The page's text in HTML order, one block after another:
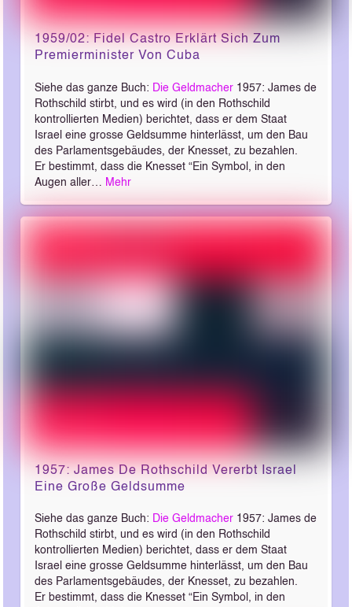
1959/02: Fidel Castro Erklärt Sich Zum
Premierminister Von Cuba
Siehe das ganze Buch: Die Geldmacher 1957: James de
Rothschild stirbt, und es wird (in den Rothschild
kontrollierten Medien) berichtet, dass er dem Staat
Israel eine grosse Geldsumme hinterlässt, um den Bau
des Parlamentsgebäudes, der Knesset, zu bezahlen.
Er bestimmt, dass die Knesset “Ein Symbol, in den
Augen aller… Mehr
1957: James De Rothschild Vererbt Israel
Eine Große Geldsumme
Siehe das ganze Buch: Die Geldmacher 1957: James de
Rothschild stirbt, und es wird (in den Rothschild
kontrollierten Medien) berichtet, dass er dem Staat
Israel eine grosse Geldsumme hinterlässt, um den Bau
des Parlamentsgebäudes, der Knesset, zu bezahlen.
Er bestimmt, dass die Knesset “Ein Symbol, in den